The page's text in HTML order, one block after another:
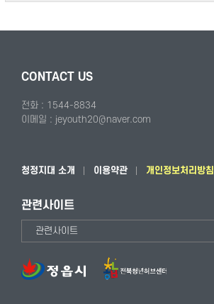
CONTACT US
전화 : 1544-8834
이메일 : jeyouth20@naver.com
청정지대 소개 이용약관 개인정보처리방침
관련사이트